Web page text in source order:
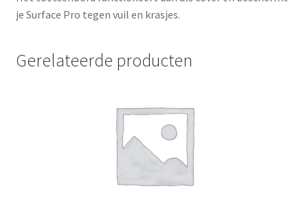
je Surface Pro tegen vuil en krasjes.
Gerelateerde producten